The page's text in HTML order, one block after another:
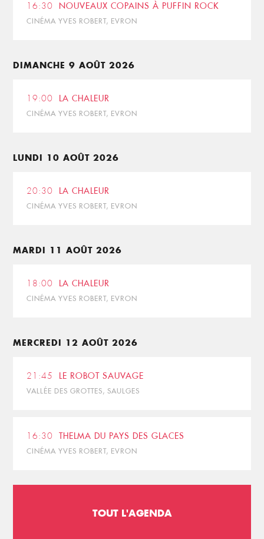
16:30 NOUVEAUX COPAINS À PUFFIN ROCK
CINÉMA YVES ROBERT, EVRON
DIMANCHE 9 AOÛT 2026
19:00 LA CHALEUR
CINÉMA YVES ROBERT, EVRON
LUNDI 10 AOÛT 2026
20:30 LA CHALEUR
CINÉMA YVES ROBERT, EVRON
MARDI 11 AOÛT 2026
18:00 LA CHALEUR
CINÉMA YVES ROBERT, EVRON
MERCREDI 12 AOÛT 2026
21:45 LE ROBOT SAUVAGE
VALLÉE DES GROTTES, SAULGES
16:30 THELMA DU PAYS DES GLACES
CINÉMA YVES ROBERT, EVRON
TOUT L'AGENDA